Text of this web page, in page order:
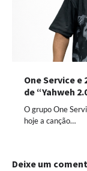
One Service
de “Yahweh
O grupo One
hoje a canção…
Deixe um